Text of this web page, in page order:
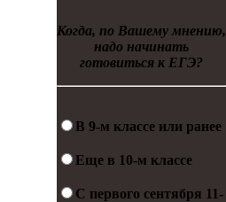
Когда, по Вашему мнению,
надо начинать
готовиться к ЕГЭ?
В 9-м классе или ранее
Еще в 10-м классе
С первого сентября 11-